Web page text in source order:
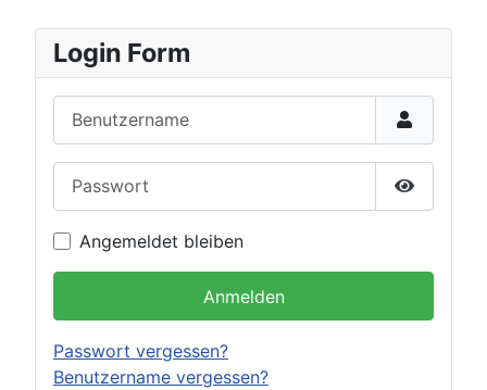
Login Form
Passwort
Angemeldet bleiben
Anmelden
Passwort vergessen?
Benutzername vergessen?